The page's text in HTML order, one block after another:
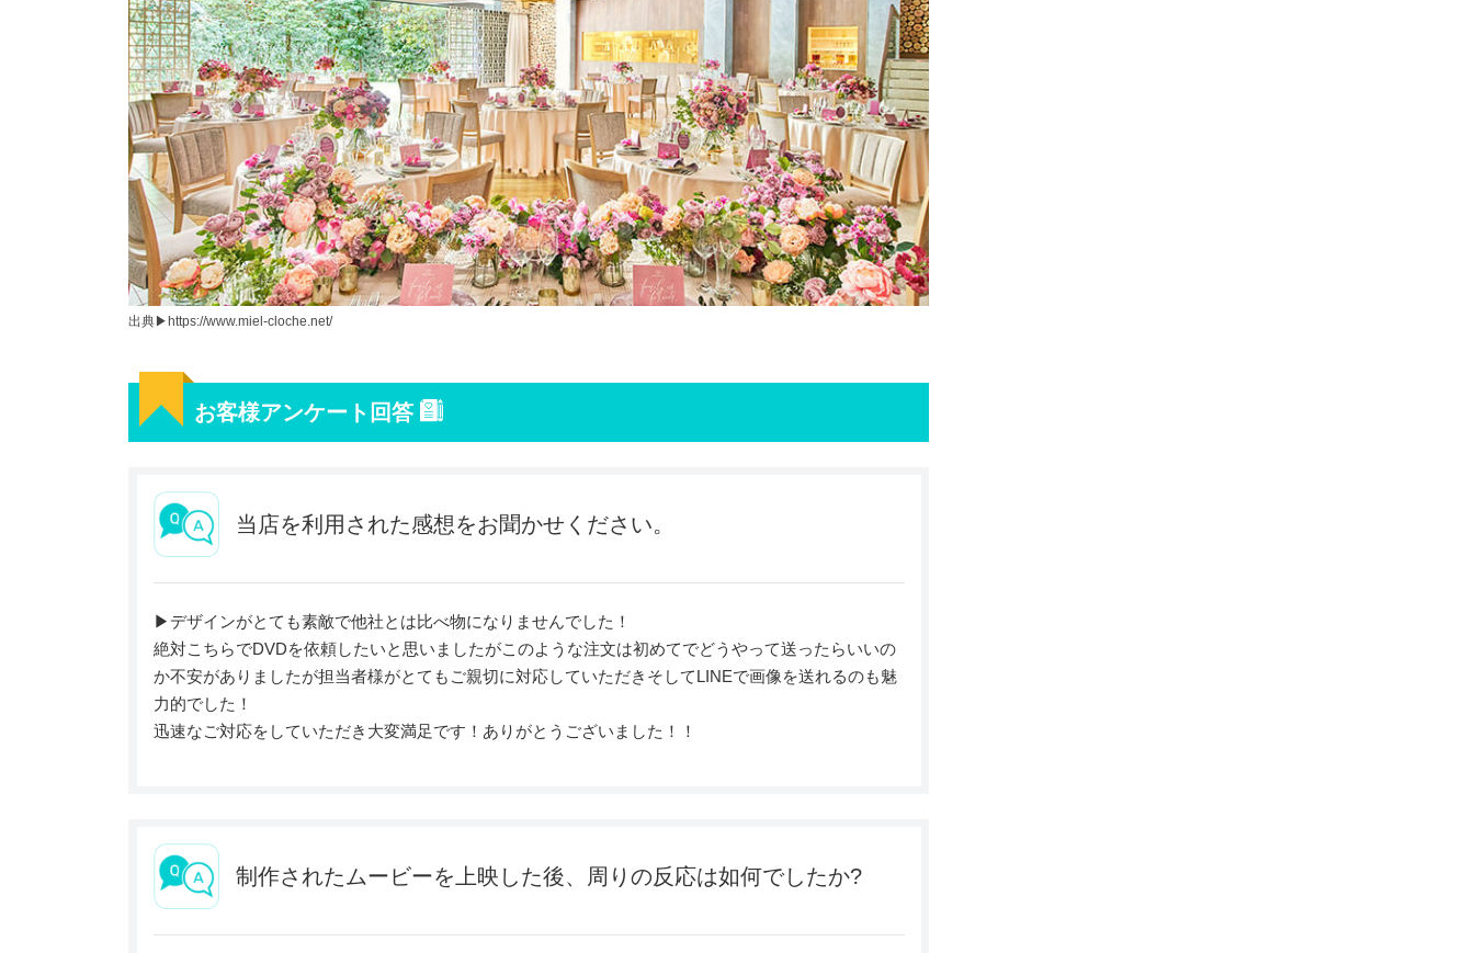
出典▶︎https://www.miel-cloche.net/
お客様アンケート回答
当店を利用された感想をお聞かせください。
▶︎デザインがとても素敵で他社とは比べ物になりませんでした！
絶対こちらでDVDを依頼したいと思いましたがこのような注文は初めてでどうやって送ったらいいの
か不安がありましたが担当者様がとてもご親切に対応していただきそしてLINEで画像を送れるのも魅
力的でした！
迅速なご対応をしていただき大変満足です！ありがとうございました！！
制作されたムービーを上映した後、周りの反応は如何でしたか?